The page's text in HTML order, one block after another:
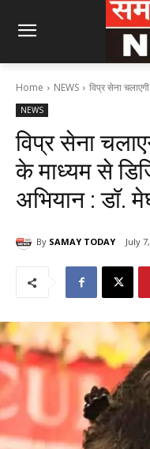
Home NEWS विप्र सेना
NEWS
विप्र सेना
के माध्यम से
अभियान : डॉ.
By SAMAY TODAY July